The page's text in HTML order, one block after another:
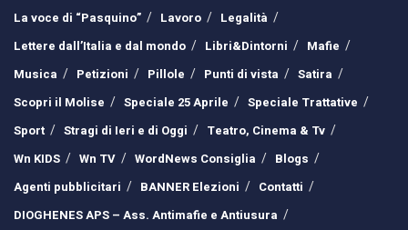
La voce di “Pasquino”
Lavoro
Legalità
Lettere dall’Italia e dal mondo
Libri&Dintorni
Mafie
Musica
Petizioni Pillole Punti di vista
Satira
Scopri il Molise
Speciale 25 Aprile
Speciale Trattative
Sport
Stragi di Ieri e di Oggi
Teatro, Cinema & Tv
Wn KIDS
Wn TV WordNews Consiglia
Blogs
Agenti pubblicitari
BANNER Elezioni
Contatti
DIOGHENES APS – Ass. Antimafie e Antiusura